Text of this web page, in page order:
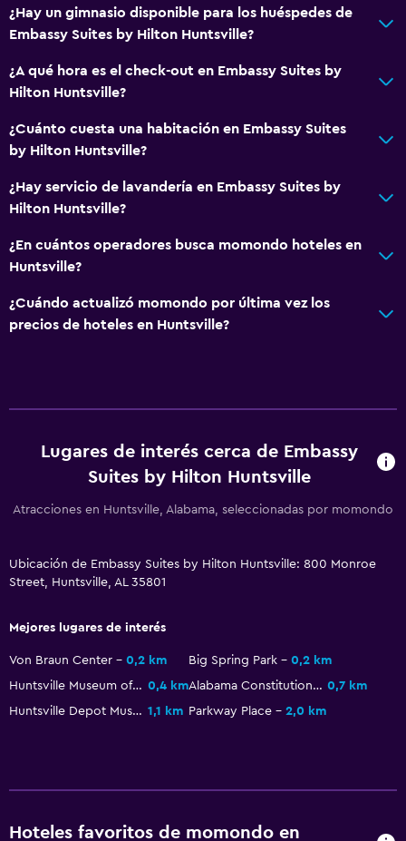
Aire acondicionado
General
Zona de estar
Posibilidad de habitaciones conectadas
Teléfono
Espacio de almacenamiento
Sistema de entretenimiento
Radio
Canales de pago
Cámaras CCTV en zonas comunes
Piscina y spa
Piscina de agua salada
¿Hay un gimnasio disponible para los huéspedes de
Embassy Suites by Hilton Huntsville?
¿A qué hora es el check-out en Embassy Suites by
Hilton Huntsville?
¿Cuánto cuesta una habitación en Embassy Suites
by Hilton Huntsville?
¿Hay servicio de lavandería en Embassy Suites by
Hilton Huntsville?
¿En cuántos operadores busca momondo hoteles en
Huntsville?
¿Cuándo actualizó momondo por última vez los
precios de hoteles en Huntsville?
Lugares de interés cerca de Embassy
Suites by Hilton Huntsville
Atracciones en Huntsville, Alabama, seleccionadas por momondo
Ubicación de Embassy Suites by Hilton Huntsville: 800 Monroe
Street, Huntsville, AL 35801
Mejores lugares de interés
Von Braun Center 0,2 km Big Spring Park
0,2 km
Huntsville Museum of Art 0,4 km Alabama Constitution Village 0,7 km
Huntsville Depot Museum 1,1 km Parkway Place 2,0 km
Hoteles favoritos de momondo en